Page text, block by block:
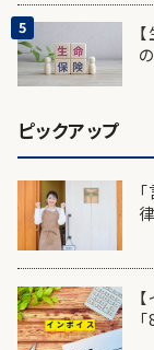
ピックアップ